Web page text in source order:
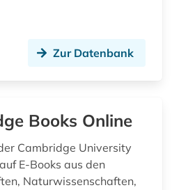
wahrscheinlichkeitstheorie (1)
walter de gruyter (1)
Zur Datenbank
Books Online
Cambridge University
E-Books aus den
Naturwissenschaften,